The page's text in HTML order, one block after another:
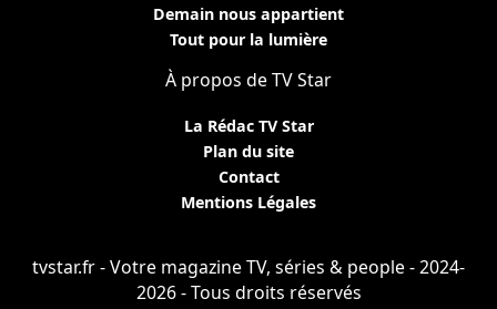
Demain nous appartient
Tout pour la lumière
À propos de TV Star
La Rédac TV Star
Plan du site
Contact
Mentions Légales
tvstar.fr - Votre magazine TV, séries & people - 2024-
2026 - Tous droits réservés